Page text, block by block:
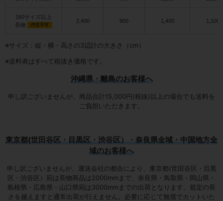
160サイズ以上
長物
代引不可
2,400 900 1,400 1,100
※サイズ：縦・横・高さの3辺計の大きさ（cm）
※送料表はすべて税抜き価格です。
沖縄県・離島のお客様へ
申し訳ございませんが、商品合計15,000円(税抜)以上の場合でも送料を
ご負担いただきます。
東京都(世田谷区・目黒区・渋谷区）・奈良県全域・中国地方全
域のお客様へ
申し訳ございませんが、運送会社の都合により、東京都(世田谷区・目黒
区・渋谷区）宛は長物商品は2000mmまで 、奈良県・鳥取県・岡山県・
島根県・広島県・山口県宛は3000mmまでの出荷となります 。規定の長
さを越えますと通常出荷が行えません。必要に応じて無償でカットいた